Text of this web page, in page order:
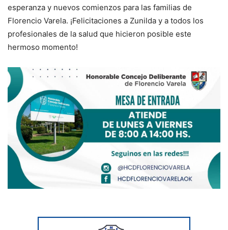
esperanza y nuevos comienzos para las familias de
Florencio Varela. ¡Felicitaciones a Zunilda y a todos los
profesionales de la salud que hicieron posible este
hermoso momento!